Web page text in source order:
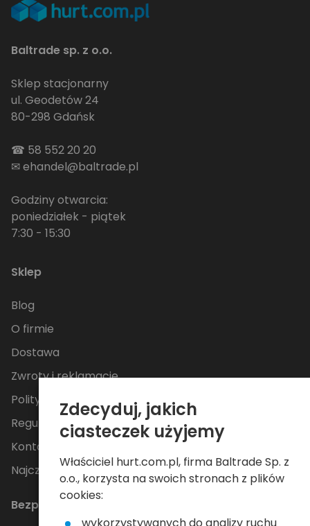
Baltrade sp. z o.o.
Sklep stacjonarny
ul. Geodetów 24
80-298 Gdańsk
☎ 58 552 20 20
✉ehandel@baltrade.pl
Godziny otwarcia:
poniedziałek - piątek
7:30 - 15:30
Sklep
Blog
O firmie
Dostawa
Zwroty i reklamacje
Polityka Prywatności
Regulamin
Kontakt
Najczęściej zadawane pytania
Bezpieczne płatności
Zdecyduj, jakich
ciasteczek użyjemy
Właściciel hurt.com.pl, firma Baltrade Sp. z
o.o., korzysta na swoich stronach z plików
cookies: